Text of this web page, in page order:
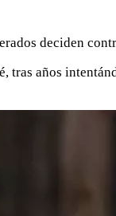
deciden
tras años